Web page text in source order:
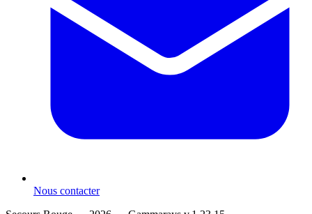
Nous contacter